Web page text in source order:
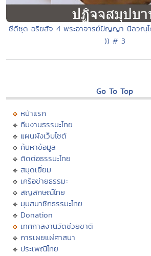
ซีดีชุด อริยสัจ 4 พระอาจารย์ปัญญา นีลวณฺ
)) # 3
Go To Top
หน้าแรก
ทีมงานธรรมะไทย
แผนผังเว็บไซต์
ค้นหาข้อมูล
ติดต่อธรรมะไทย
สมุดเยี่ยม
เครือข่ายธรรมะ
สัญลักษณ์ไทย
มุมสมาชิกธรรมะไทย
Donation
เทศกาลงานวัดช่วยชาติ
การเผยแผ่ศาสนา
ประเพณีไทย